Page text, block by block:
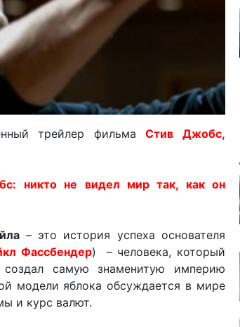
трейлер фильмаСтив Джобс,
никто не видел мир так, как он
– это история успеха основателя
Фассбендер) – человека, который
самую знаменитую империю
модели яблока обсуждается в мире
и курс валют.